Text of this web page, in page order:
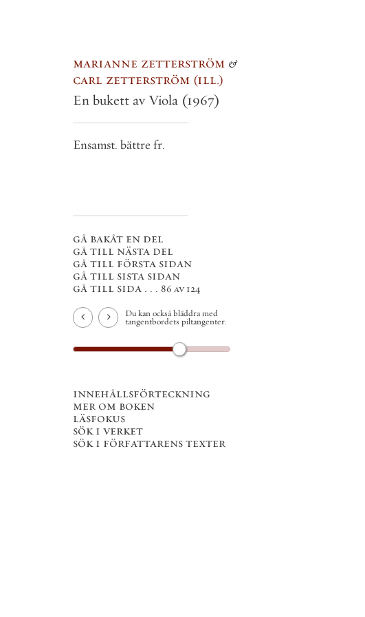
marianne zetterström &
carl zetterström ill.
En bukett av Viola (1967)
Ensamst. bättre fr.
gå bakåt en del
gå till nästa del
gå till första sidan
gå till sista sidan
gå till sida . . . 86 av 124
Du kan också bläddra med
tangentbordets piltangenter.
innehållsförteckning
mer om boken
läsfokus
sök i verket
sök i författarens texter